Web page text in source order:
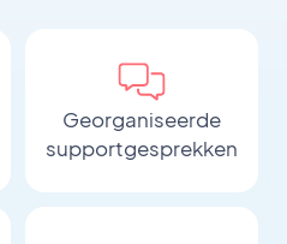
Georganiseerde
supportgesprekken